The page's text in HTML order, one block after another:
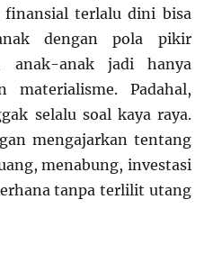
finansial terlalu dini bisa
dengan pola pikir
anak-anak jadi hanya
materialisme. Padahal,
selalu soal kaya raya.
mengajarkan tentang
menabung, investasi
tanpa terlilit utang